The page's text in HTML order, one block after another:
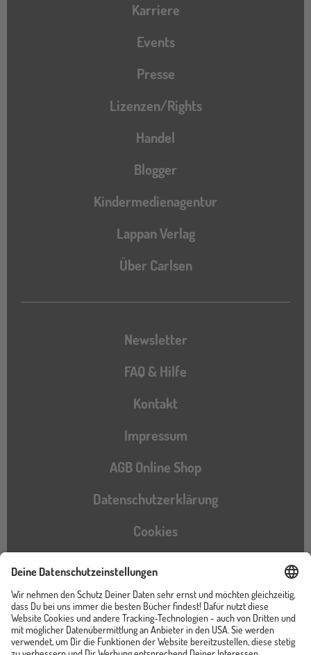
Karriere
Events
Presse
Lizenzen/Rights
Handel
Blogger
Kindermedienagentur
Lappan Verlag
Über Carlsen
Newsletter
FAQ & Hilfe
Kontakt
Impressum
AGB Online Shop
Datenschutzerklärung
Cookies
Barrierefreiheitserklärung
Instagram
TikTokPinterestYouTubeFacebook